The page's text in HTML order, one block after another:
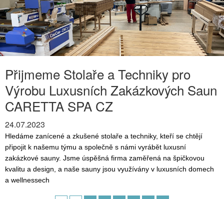
Přijmeme Stolaře a Techniky pro
Výrobu Luxusních Zakázkových Saun
CARETTA SPA CZ
24.07.2023
Hledáme zanícené a zkušené stolaře a techniky, kteří se chtějí
připojit k našemu týmu a společně s námi vyrábět luxusní
zakázkové sauny. Jsme úspěšná firma zaměřená na špičkovou
kvalitu a design, a naše sauny jsou využívány v luxusních domech
a wellnessech